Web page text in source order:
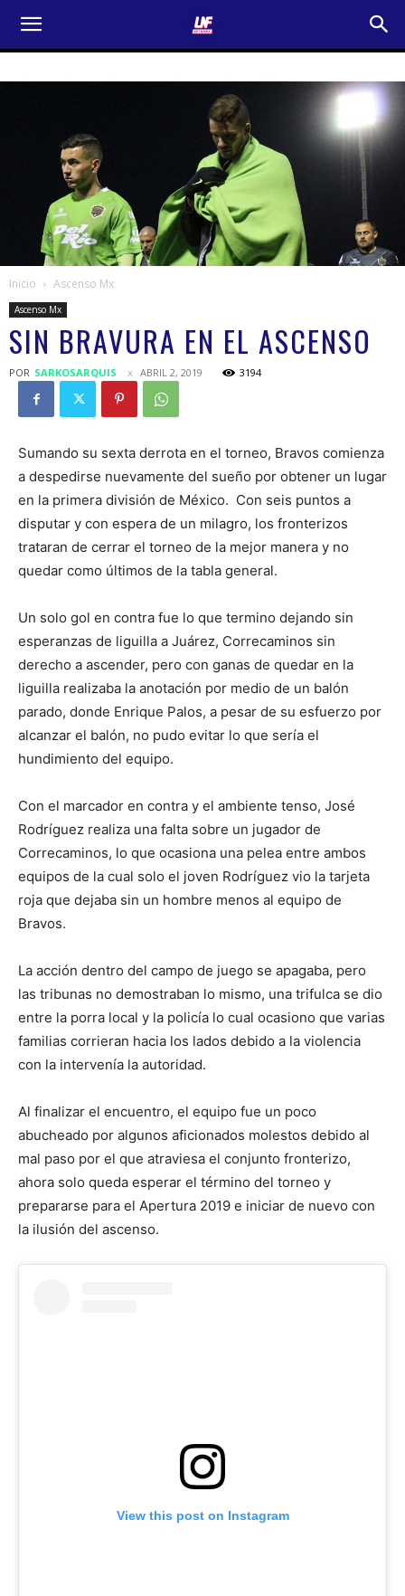
Inicio Ascenso Mx
Ascenso Mx
SIN BRAVURA EN EL ASCENSO
POR SARKOSARQUIS ABRIL 2, 2019 3194
Sumando su sexta derrota en el torneo, Bravos comienza
a despedirse nuevamente del sueño por obtener un lugar
en la primera división de México. Con seis puntos a
disputar y con espera de un milagro, los fronterizos
trataran de cerrar el torneo de la mejor manera y no
quedar como últimos de la tabla general.
Un solo gol en contra fue lo que termino dejando sin
esperanzas de liguilla a Juárez, Correcaminos sin
derecho a ascender, pero con ganas de quedar en la
liguilla realizaba la anotación por medio de un balón
parado, donde Enrique Palos, a pesar de su esfuerzo por
alcanzar el balón, no pudo evitar lo que sería el
hundimiento del equipo.
Con el marcador en contra y el ambiente tenso, José
Rodríguez realiza una falta sobre un jugador de
Correcaminos, lo que ocasiona una pelea entre ambos
equipos de la cual solo el joven Rodríguez vio la tarjeta
roja que dejaba sin un hombre menos al equipo de
Bravos.
La acción dentro del campo de juego se apagaba, pero
las tribunas no demostraban lo mismo, una trifulca se dio
entre la porra local y la policía lo cual ocasiono que varias
familias corrieran hacia los lados debido a la violencia
con la intervenía la autoridad.
Al finalizar el encuentro, el equipo fue un poco
abucheado por algunos aficionados molestos debido al
mal paso por el que atraviesa el conjunto fronterizo,
ahora solo queda esperar el término del torneo y
prepararse para el Apertura 2019 e iniciar de nuevo con
la ilusión del ascenso.
View this post on Instagram